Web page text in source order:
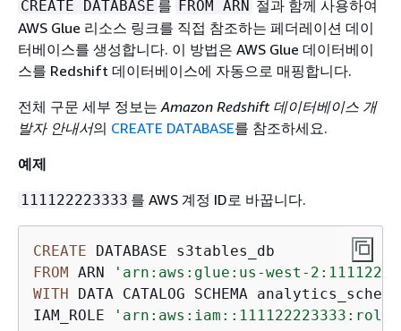
CREATE DATABASE 를 FROM ARN 절과 함께 사용하여
AWS Glue 리소스 링크를 직접 참조하는 페더레이션 데이
터베이스를 생성합니다. 이 방법은 AWS Glue 데이터베이
스를 Redshift 데이터베이스에 자동으로 매핑합니다.
전체 구문 세부 정보는Amazon Redshift 데이터베이스 개
발자 안내서의 CREATE DATABASE를 참조하세요.
예제
111122223333 를 AWS 계정 ID로 바꿉니다.
CREATE
FROM ARN
'arn:aws:glue:us-west-
WITH DATA CATALOG SCHEMA analytics_schema
IAM_ROLE